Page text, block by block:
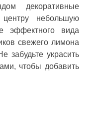
декоративные
небольшую
эффектного вида
свежего лимона
забудьте украсить
чтобы добавить